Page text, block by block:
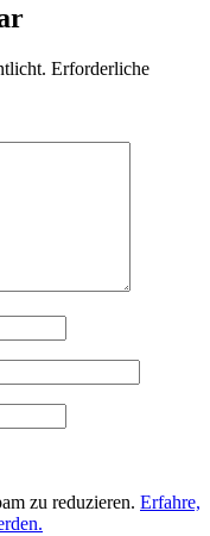
Erforderliche
zu reduzieren. Erfahre,